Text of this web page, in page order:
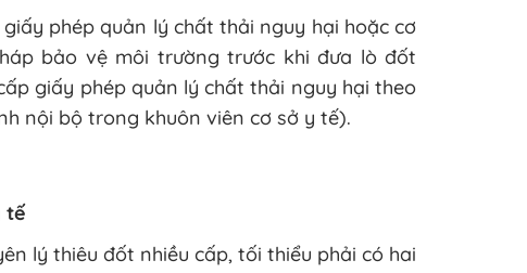
phép quản lý chất thải nguy hại hoặc cơ
bảo vệ môi trường trước khi đưa lò đốt
giấy phép quản lý chất thải nguy hại theo
nội bộ trong khuôn viên cơ sở y tế).
tế
lý thiêu đốt nhiều cấp, tối thiểu phải có hai